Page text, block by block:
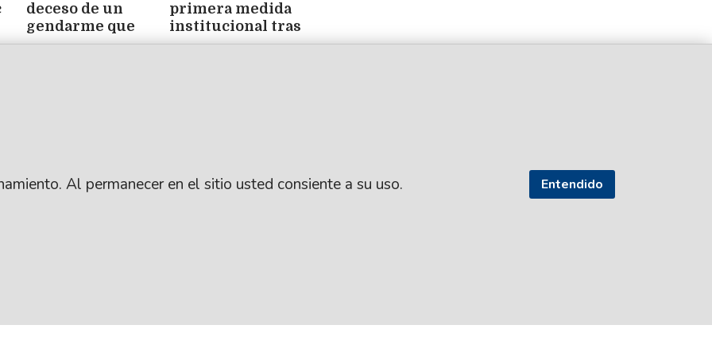
deceso de un
gendarme que
sufrió un paro
primera medida
institucional tras
las denuncias:
Al permanecer en el sitio usted consiente a su uso. Entendido